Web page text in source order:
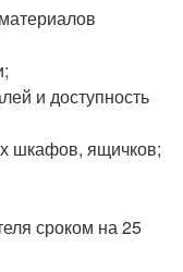
и доступность
шкафов, ящичков;
сроком на 25